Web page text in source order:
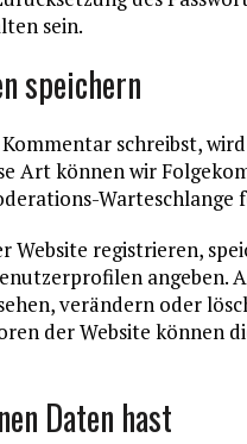
sein.
speichern
schreibst,
Art können wir
Warteschlange
Website registrieren,
angeben.
verändern oder
der Website können
Daten hast